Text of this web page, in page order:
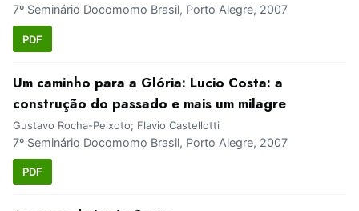
7º Seminário Docomomo Brasil, Porto Alegre, 2007
PDF
Um caminho para a Glória: Lucio Costa: a
construção do passado e mais um milagre
Gustavo Rocha-Peixoto; Flavio Castellotti
7º Seminário Docomomo Brasil, Porto Alegre, 2007
PDF